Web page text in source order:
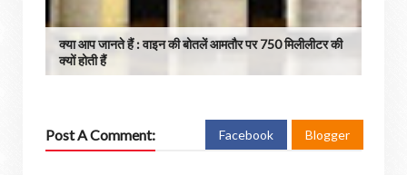
क्या आप जानते हैं : वाइन की बोतलें आमतौर पर 750 मिलीलीटर की
क्यों होती हैं
Post A Comment: Facebook Blogger